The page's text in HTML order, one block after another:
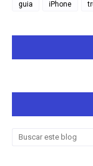
guia iPhone